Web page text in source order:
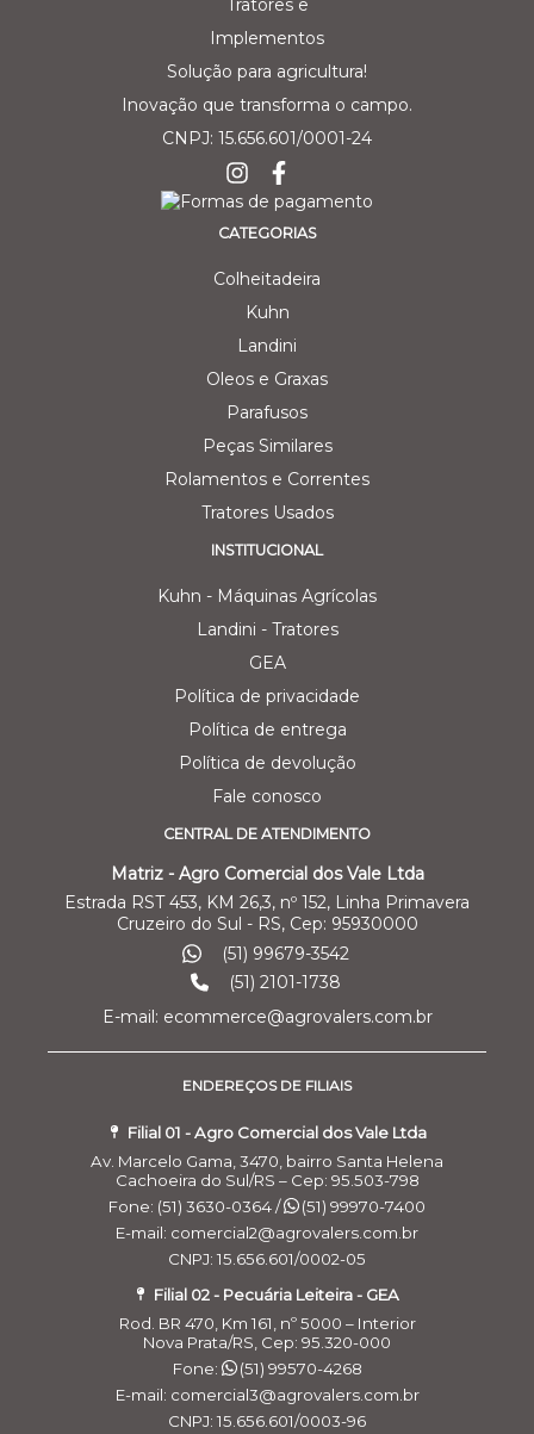
Solução para agricultura!
Inovação que transforma o campo.
CNPJ: 15.656.601/0001-24
CATEGORIAS
Colheitadeira
Kuhn
Landini
Oleos e Graxas
Parafusos
Peças Similares
Rolamentos e Correntes
Tratores Usados
INSTITUCIONAL
Kuhn - Máquinas Agrícolas
Landini - Tratores
GEA
Política de privacidade
Política de entrega
Política de devolução
Fale conosco
CENTRAL DE ATENDIMENTO
Matriz - Agro Comercial dos Vale Ltda
Estrada RST 453, KM 26,3, nº 152, Linha Primavera
Cruzeiro do Sul - RS, Cep: 95930000
(51) 99679-3542
(51) 2101-1738
E-mail: ecommerce@agrovalers.com.br
ENDEREÇOS DE FILIAIS
Filial 01 - Agro Comercial dos Vale Ltda
Av. Marcelo Gama, 3470, bairro Santa Helena
Cachoeira do Sul/RS – Cep: 95.503-798
Fone: (51) 3630-0364 /
(51) 99970-7400
E-mail: comercial2@agrovalers.com.br
CNPJ: 15.656.601/0002-05
Filial 02 - Pecuária Leiteira - GEA
Rod. BR 470, Km 161, nº 5000 – Interior
Nova Prata/RS, Cep: 95.320-000
Fone:
(51) 99570-4268
E-mail: comercial3@agrovalers.com.br
CNPJ: 15.656.601/0003-96